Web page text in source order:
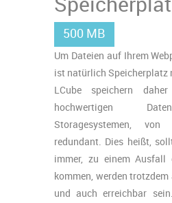
500 MB
Um Dateien auf Ihrem
ist natürlich Speicherplatz
LCube speichern
hochwertigen
Storagesystemen, von
redundant. Dies heißt,
immer, zu einem Ausfall
kommen, werden
und auch erreichbar